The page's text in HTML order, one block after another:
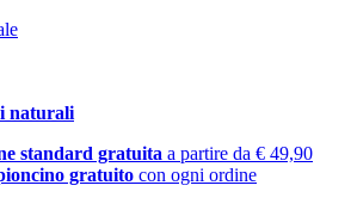
naturali
standard gratuita a partire da € 49,90
gratuito con ogni ordine